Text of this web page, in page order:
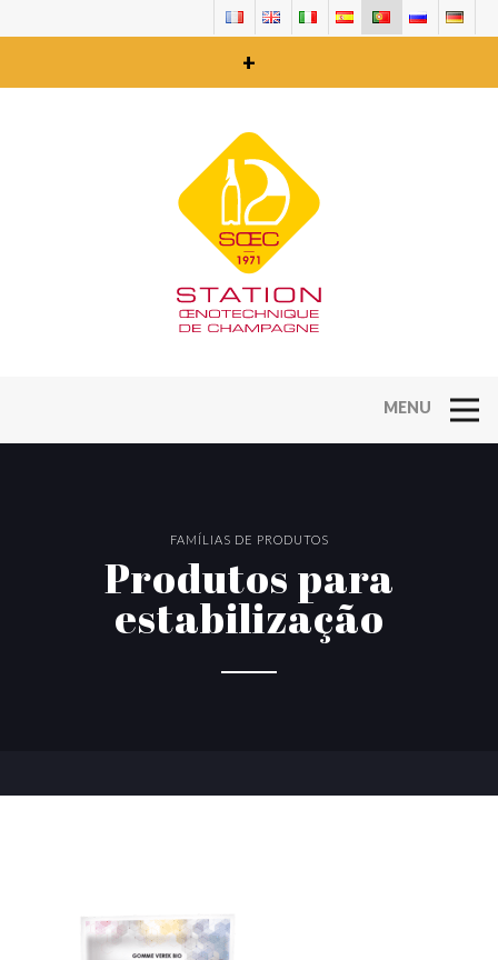
+
FAMÍLIAS DE PRODUTOS
Produtos para
estabilização